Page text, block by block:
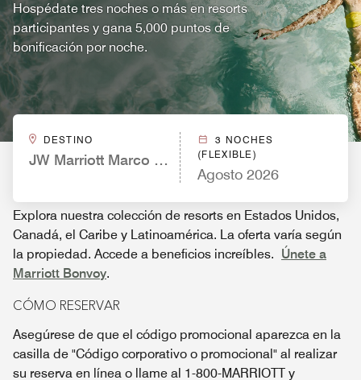
Hospédate tres noches o más en resorts
participantes y gana 5,000 puntos de
bonificación por noche.
DESTINO
JW Marriott Marco Island Beach Resort
3 NOCHES
(FLEXIBLE)
Agosto 2026
Explora nuestra colección de resorts en Estados Unidos,
Canadá, el Caribe y Latinoamérica. La oferta varía según
la propiedad. Accede a beneficios increíbles. Únete a
Marriott Bonvoy.
CÓMO RESERVAR
Asegúrese de que el código promocional aparezca en la
casilla de "Código corporativo o promocional" al realizar
su reserva en línea o llame al 1-800-MARRIOTT y